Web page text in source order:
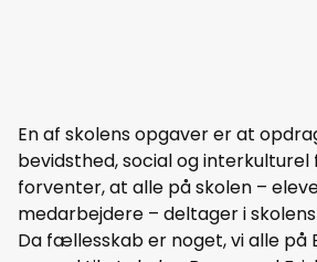
En af skolens opgaver er at
bevidsthed, social og interkulturel
forventer, at alle på skolen –
medarbejdere – deltager i
Da fællesskab er noget, vi alle